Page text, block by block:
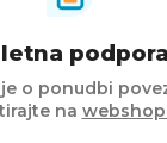
podpora
o ponudbi
na